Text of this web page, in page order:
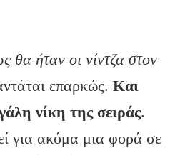
θα ήταν οι νίντζα στον
επαρκώς. Και
νίκη της σειράς.
για ακόμα μια φορά σε